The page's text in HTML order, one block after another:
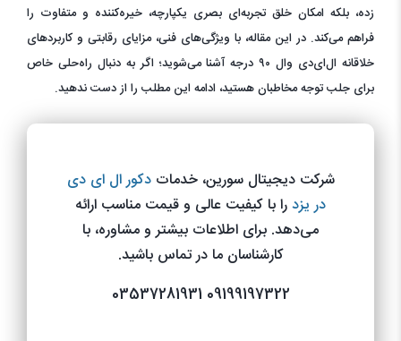
زده، بلکه امکان خلق تجربه‌ای بصری یکپارچه، خیره‌کننده و متفاوت را
فراهم می‌کند. در این مقاله، با ویژگی‌های فنی، مزایای رقابتی و کاربردهای
خلاقانه ال‌ای‌دی وال ۹۰ درجه آشنا می‌شوید؛ اگر به دنبال راه‌حلی خاص
برای جلب توجه مخاطبان هستید، ادامه این مطلب را از دست ندهید.
شرکت دیجیتال سورین، خدماتدکور ال ای دی
در یزدرا با کیفیت عالی و قیمت مناسب ارائه
می‌دهد. برای اطلاعات بیشتر و مشاوره، با
کارشناسان ما در تماس باشید.
09199197322